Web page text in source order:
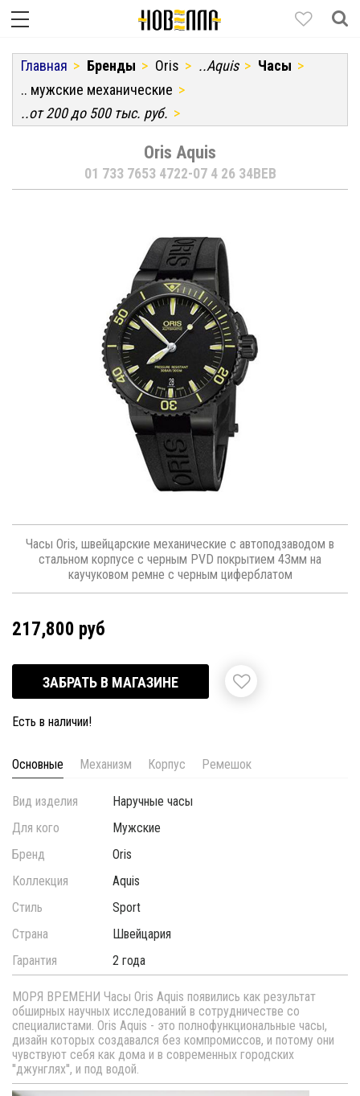
Главная Бренды Oris ..Aquis
Часы
.. мужские механические
..от 200 до 500 тыс. руб.
Oris Aquis
01 733 7653 4722-07 4 26 34BEB
Часы Oris, швейцарские механические с автоподзаводом в
стальном корпусе с черным PVD покрытием 43мм на
каучуковом ремне с черным циферблатом
217,800 руб
ЗАБРАТЬ В МАГАЗИНЕ
Есть в наличии!
Основные Механизм Корпус Ремешок
Вид изделия
Наручные часы
Для кого
Мужские
Бренд
Oris
Коллекция
Aquis
Стиль
Sport
Страна
Швейцария
Гарантия
2 года
МОРЯ ВРЕМЕНИ Часы Oris Aquis появились как результат
обширных научных исследований в сотрудничестве со
специалистами. Oris Aquis - это полнофункциональные часы,
дизайн которых создавался без компромиссов, и потому они
чувствуют себя как дома и в современных городских
''джунглях'', и под водой.